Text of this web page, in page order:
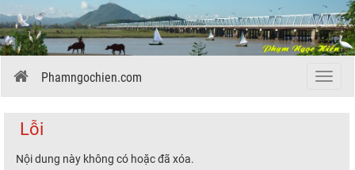
Menu
Phamngochien.com
Lỗi
Nội dung này không có hoặc đã xóa.